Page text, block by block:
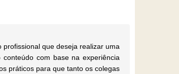
que deseja realizar uma
com base na experiência
práticos para que tanto os colegas